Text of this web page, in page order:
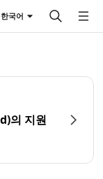
한국어
의 지원